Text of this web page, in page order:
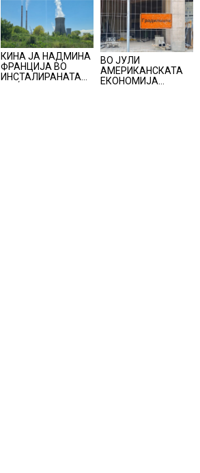
КИНА ЈА НАДМИНА
ФРАНЦИЈА ВО
ИНСТАЛИРАНАТА
ВО ЈУЛИ
АМЕРИКАНСКАТА
ЕКОНОМИЈА